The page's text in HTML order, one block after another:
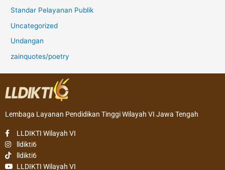
Standar Pelayanan Publik
Uncategorized
Undangan
zainquotes/poetry
Lembaga Layanan Pendidikan Tinggi Wilayah VI Jawa Tengah
LLDIKTI Wilayah VI
lldikti6
lldikti6
LLDIKTI Wilayah VI